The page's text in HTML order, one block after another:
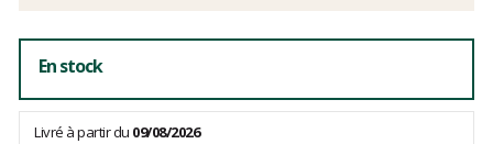
En stock
Livré à partir du 09/08/2026